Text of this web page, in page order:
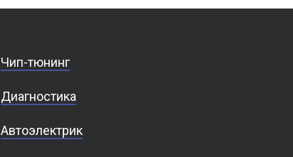
Чип-тюнинг
Диагностика
Автоэлектрик